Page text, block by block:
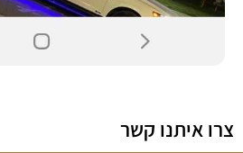
צרו איתנו קשר